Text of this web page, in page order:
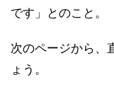
です」とのこと。
次のページから、
ょう。